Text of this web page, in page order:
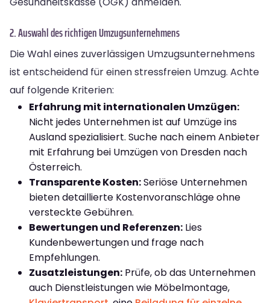
2. Auswahl des richtigen Umzugsunternehmens
Die Wahl eines zuverlässigen Umzugsunternehmens
ist entscheidend für einen stressfreien Umzug. Achte
auf folgende Kriterien:
Erfahrung mit internationalen Umzügen:
Nicht jedes Unternehmen ist auf Umzüge ins
Ausland spezialisiert. Suche nach einem Anbieter
mit Erfahrung bei Umzügen von Dresden nach
Österreich.
Transparente Kosten:Seriöse Unternehmen
bieten detaillierte Kostenvoranschläge ohne
versteckte Gebühren.
Bewertungen und Referenzen: Lies
Kundenbewertungen und frage nach
Empfehlungen.
Zusatzleistungen: Prüfe, ob das Unternehmen
auch Dienstleistungen wie Möbelmontage,